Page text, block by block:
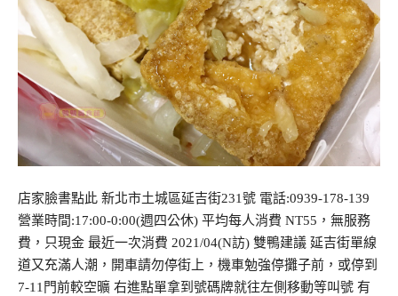
店家臉書點此 新北市土城區延吉街231號 電話:0939-178-139
營業時間:17:00-0:00(週四公休) 平均每人消費 NT55，無服務
費，只現金 最近一次消費 2021/04(N訪) 雙鴨建議 延吉街單線
道又充滿人潮，開車請勿停街上，機車勉強停攤子前，或停到
7-11門前較空曠 右進點單拿到號碼牌就往左側移動等叫號 有